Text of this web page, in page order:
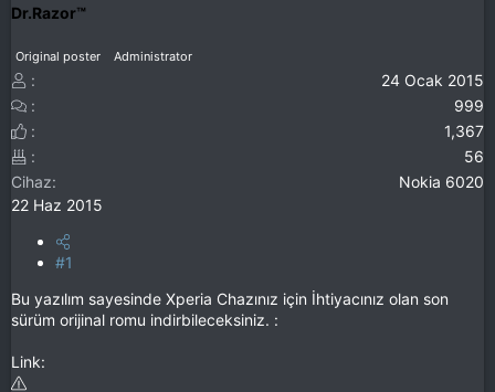
Dr.Razor™
Original poster Administrator
24 Ocak 2015
999
1,367
56
Cihaz
Nokia 6020
22 Haz 2015
#1
Bu yazılım sayesinde Xperia Chazınız için İhtiyacınız olan son
sürüm orijinal romu indirbileceksiniz. :
Link: